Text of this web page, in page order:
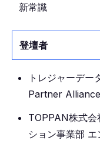
新常識
登壇者
トレジャーデ
Partner
TOPPAN株式
ション事業部